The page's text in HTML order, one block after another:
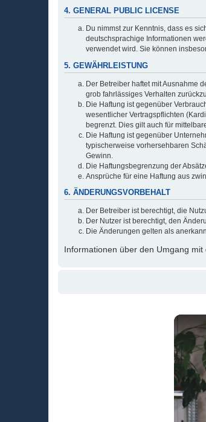
4. GENERAL PUBLIC LICENSE
Du nimmst zur Kenntnis, dass es
deutschsprachige Informationen
verwendet wird. Sie können
5. GEWÄHRLEISTUNG
Der Betreiber haftet mit Ausnahme
grob fahrlässiges Verhalten
Die Haftung ist gegenüber
wesentlicher Vertragspflichten
begrenzt. Dies gilt auch für
Die Haftung ist gegenüber
typischerweise vorhersehbaren
Gewinn.
Die Haftungsbegrenzung der
Ansprüche für eine Haftung aus
6. ÄNDERUNGSVORBEHALT
Der Betreiber ist berechtigt, die
Der Nutzer ist berechtigt, den
Die Änderungen gelten als
Informationen über den Umgang